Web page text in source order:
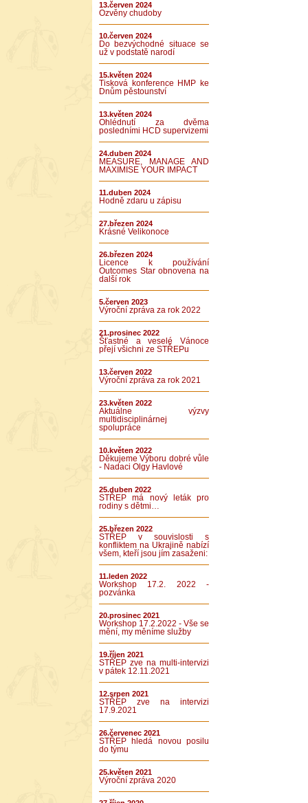
13.červen 2024
Ozvěny chudoby
10.červen 2024
Do bezvýchodné situace se
už v podstatě narodí
15.květen 2024
Tisková konference HMP ke
Dnům pěstounství
13.květen 2024
Ohlédnutí za dvěma
posledními HCD supervizemi
24.duben 2024
MEASURE, MANAGE AND
MAXIMISE YOUR IMPACT
11.duben 2024
Hodně zdaru u zápisu
27.březen 2024
Krásné Velikonoce
26.březen 2024
Licence k používání
Outcomes Star obnovena na
další rok
5.červen 2023
Výroční zpráva za rok 2022
21.prosinec 2022
Šťastné a veselé Vánoce
přejí všichni ze STŘEPu
13.červen 2022
Výroční zpráva za rok 2021
23.květen 2022
Aktuálne výzvy
multidisciplinárnej
spolupráce
10.květen 2022
Děkujeme Výboru dobré vůle
- Nadaci Olgy Havlové
25.duben 2022
STŘEP má nový leták pro
rodiny s dětmi…
25.březen 2022
STŘEP v souvislosti s
konfliktem na Ukrajině nabízí
všem, kteří jsou jím zasaženi:
11.leden 2022
Workshop 17.2. 2022 -
pozvánka
20.prosinec 2021
Workshop 17.2.2022 - Vše se
mění, my měníme služby
19.říjen 2021
STŘEP zve na multi-intervizi
v pátek 12.11.2021
12.srpen 2021
STŘEP zve na intervizi
17.9.2021
26.červenec 2021
STŘEP hledá novou posilu
do týmu
25.květen 2021
Výroční zpráva 2020